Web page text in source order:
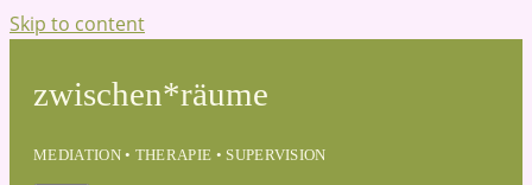
Skip to content
zwischen*räume
MEDIATION • THERAPIE • SUPERVISION